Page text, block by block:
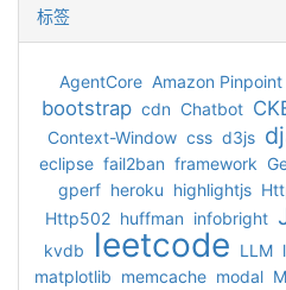
标签
AgentCore Amazon Pinpoint
bootstrap cdn Chatbot
Context-Window css d3js
eclipse fail2ban framework
gperf heroku highlightjs
Http502 huffman infobright
kvdb leetcode LLM
matplotlib memcache modal